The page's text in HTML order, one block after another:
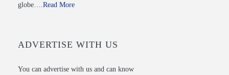
globe….Read More
ADVERTISE WITH US
You can advertise with us and can know